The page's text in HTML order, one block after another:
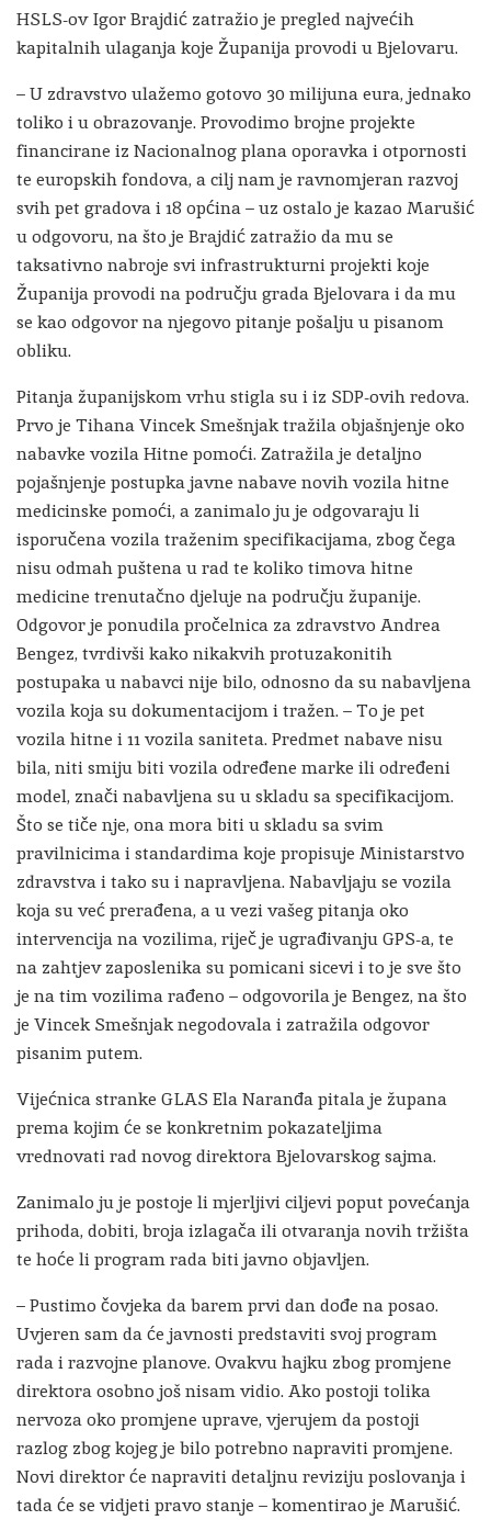
HSLS-ov Igor Brajdić zatražio je pregled najvećih
kapitalnih ulaganja koje Županija provodi u Bjelovaru.
– U zdravstvo ulažemo gotovo 30 milijuna eura, jednako
toliko i u obrazovanje. Provodimo brojne projekte
financirane iz Nacionalnog plana oporavka i otpornosti
te europskih fondova, a cilj nam je ravnomjeran razvoj
svih pet gradova i 18 općina – uz ostalo je kazao Marušić
u odgovoru, na što je Brajdić zatražio da mu se
taksativno nabroje svi infrastrukturni projekti koje
Županija provodi na području grada Bjelovara i da mu
se kao odgovor na njegovo pitanje pošalju u pisanom
obliku.
Pitanja županijskom vrhu stigla su i iz SDP-ovih redova.
Prvo je Tihana Vincek Smešnjak tražila objašnjenje oko
nabavke vozila Hitne pomoći. Zatražila je detaljno
pojašnjenje postupka javne nabave novih vozila hitne
medicinske pomoći, a zanimalo ju je odgovaraju li
isporučena vozila traženim specifikacijama, zbog čega
nisu odmah puštena u rad te koliko timova hitne
medicine trenutačno djeluje na području županije.
Odgovor je ponudila pročelnica za zdravstvo Andrea
Bengez, tvrdivši kako nikakvih protuzakonitih
postupaka u nabavci nije bilo, odnosno da su nabavljena
vozila koja su dokumentacijom i tražen. – To je pet
vozila hitne i 11 vozila saniteta. Predmet nabave nisu
bila, niti smiju biti vozila određene marke ili određeni
model, znači nabavljena su u skladu sa specifikacijom.
Što se tiče nje, ona mora biti u skladu sa svim
pravilnicima i standardima koje propisuje Ministarstvo
zdravstva i tako su i napravljena. Nabavljaju se vozila
koja su već prerađena, a u vezi vašeg pitanja oko
intervencija na vozilima, riječ je ugrađivanju GPS-a, te
na zahtjev zaposlenika su pomicani sicevi i to je sve što
je na tim vozilima rađeno – odgovorila je Bengez, na što
je Vincek Smešnjak negodovala i zatražila odgovor
pisanim putem.
Vijećnica stranke GLAS Ela Naranđa pitala je župana
prema kojim će se konkretnim pokazateljima
vrednovati rad novog direktora Bjelovarskog sajma.
Zanimalo ju je postoje li mjerljivi ciljevi poput povećanja
prihoda, dobiti, broja izlagača ili otvaranja novih tržišta
te hoće li program rada biti javno objavljen.
– Pustimo čovjeka da barem prvi dan dođe na posao.
Uvjeren sam da će javnosti predstaviti svoj program
rada i razvojne planove. Ovakvu hajku zbog promjene
direktora osobno još nisam vidio. Ako postoji tolika
nervoza oko promjene uprave, vjerujem da postoji
razlog zbog kojeg je bilo potrebno napraviti promjene.
Novi direktor će napraviti detaljnu reviziju poslovanja i
tada će se vidjeti pravo stanje – komentirao je Marušić.